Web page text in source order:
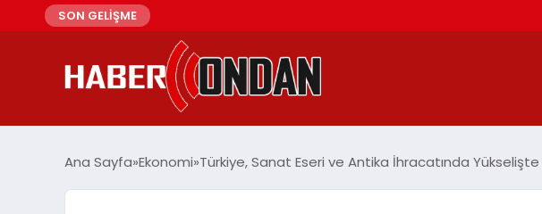
SON GELİŞME
Ana Sayfa Ekonomi Türkiye, Sanat Eseri ve Antika İhracatında Yükselişte